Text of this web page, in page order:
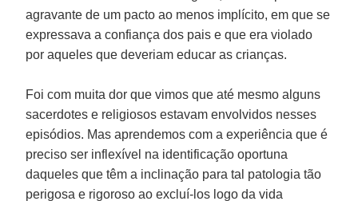
agravante de um pacto ao menos implícito, em que se
expressava a confiança dos pais e que era violado
por aqueles que deveriam educar as crianças.
Foi com muita dor que vimos que até mesmo alguns
sacerdotes e religiosos estavam envolvidos nesses
episódios. Mas aprendemos com a experiência que é
preciso ser inflexível na identificação oportuna
daqueles que têm a inclinação para tal patologia tão
perigosa e rigoroso ao excluí-los logo da vida